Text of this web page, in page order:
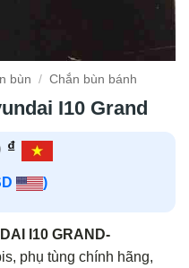
bùn / Chắn bùn bánh
I10 Grand
₫
)
I10 GRAND-
phụ tùng chính hãng,